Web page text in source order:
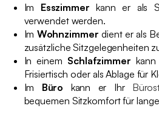
Im Esszimmer kann er als
verwendet werden.
Im Wohnzimmer dient er als
zusätzliche Sitzgelegenheiten
In einem Schlafzimmer
Frisiertisch oder als Ablage für
Im Büro kann er Ihr
bequemen Sitzkomfort für